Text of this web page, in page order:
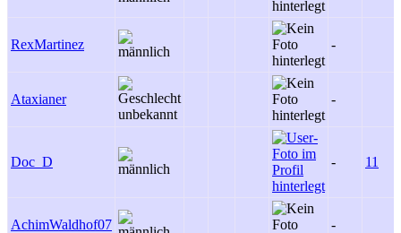
RexMartinez -
Ataxianer -
Doc_D - 11
AchimWaldhof07 -